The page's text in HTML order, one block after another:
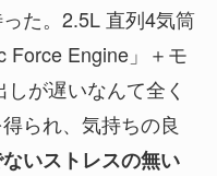
た。2.5L 直列4気筒
Force Engine」＋モ
が遅いなんて全く
られ、気持ちの良
いストレスの無い